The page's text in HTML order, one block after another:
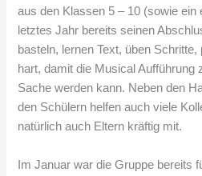
aus den Klassen 5 – 10 (sowie ein
letztes Jahr bereits seinen
basteln, lernen Text, üben
hart, damit die Musical Aufführung
Sache werden kann. Neben den
den Schülern helfen auch viele
natürlich auch Eltern kräftig mit.
Im Januar war die Gruppe bereits